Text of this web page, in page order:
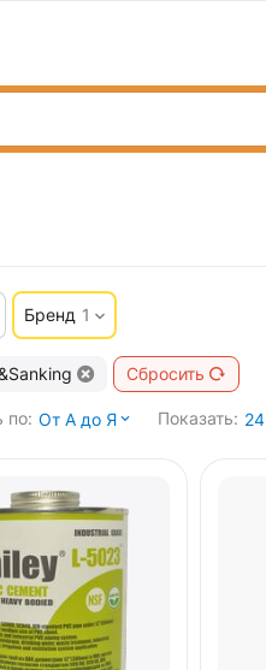
Бренд 1
Сбросить
по: От А до Я Показать: 24